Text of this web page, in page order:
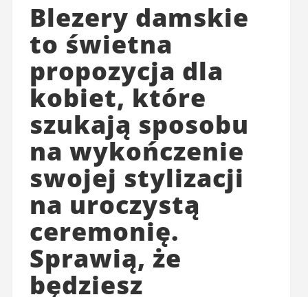
Blezery damskie
to świetna
propozycja dla
kobiet, które
szukają sposobu
na wykończenie
swojej stylizacji
na uroczystą
ceremonię.
Sprawią, że
będziesz